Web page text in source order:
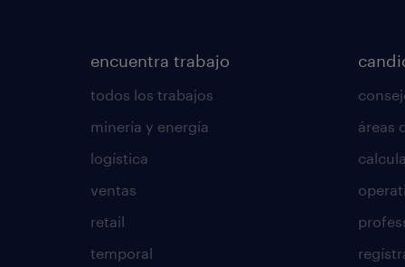
encuentra trabajo
todos los trabajos
minería y energía
logística
ventas
retail
temporal
áreas